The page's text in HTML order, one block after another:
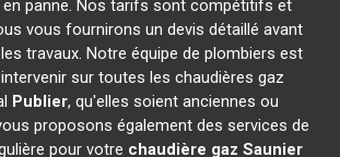
en panne. Nos tarifs sont compétitifs et
vous fournirons un devis détaillé avant
travaux. Notre équipe de plombiers est
sur toutes les chaudières gaz
Publier, qu'elles soient anciennes ou
proposons également des services de
pour votre chaudière gaz Saunier